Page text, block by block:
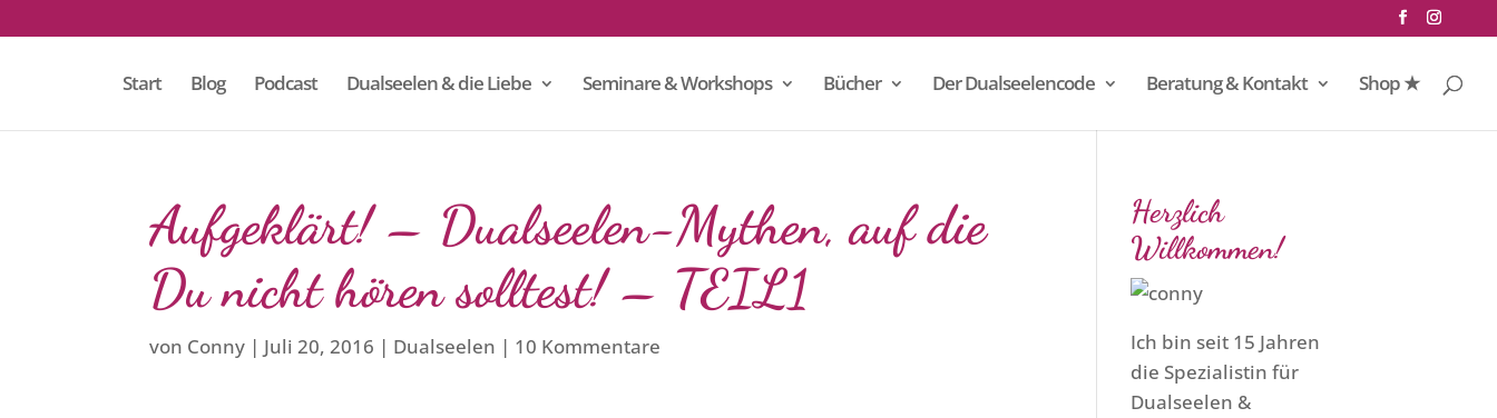
Start Blog Podcast Dualseelen & die Liebe Seminare & Workshops Bücher Der Dualseelencode Beratung & Kontakt Shop ★
Aufgeklärt! – Dualseelen-Mythen, auf die
Du nicht hören solltest! – TEIL1
von Conny Juli 20, 2016 Dualseelen 10 Kommentare
Herzlich
Willkommen!
Ich bin seit 15 Jahren
die Spezialistin für
Dualseelen &